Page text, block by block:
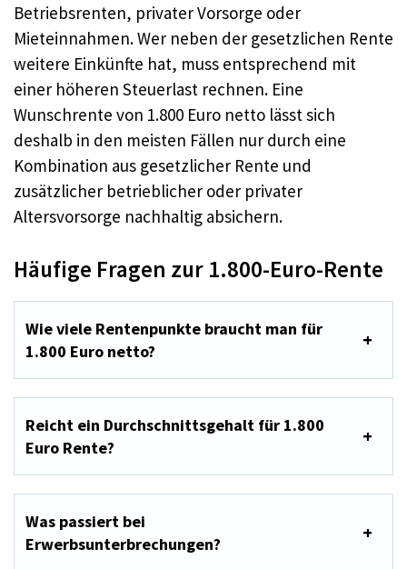
Betriebsrenten, privater Vorsorge oder
Mieteinnahmen. Wer neben der gesetzlichen Rente
weitere Einkünfte hat, muss entsprechend mit
einer höheren Steuerlast rechnen. Eine
Wunschrente von 1.800 Euro netto lässt sich
deshalb in den meisten Fällen nur durch eine
Kombination aus gesetzlicher Rente und
zusätzlicher betrieblicher oder privater
Altersvorsorge nachhaltig absichern.
Häufige Fragen zur 1.800-Euro-Rente
Wie viele Rentenpunkte braucht man für
1.800 Euro netto?
Reicht ein Durchschnittsgehalt für 1.800
Euro Rente?
Was passiert bei
Erwerbsunterbrechungen?